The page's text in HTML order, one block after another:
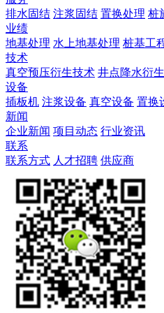
排水固结 注浆固结 置换处理 桩
业绩
地基处理 水上地基处理 桩基工
技术
真空预压衍生技术 井点降水衍
设备
插板机 注浆设备 真空设备 置换
新闻
企业新闻 项目动态 行业资讯
联系
联系方式 人才招聘 供应商